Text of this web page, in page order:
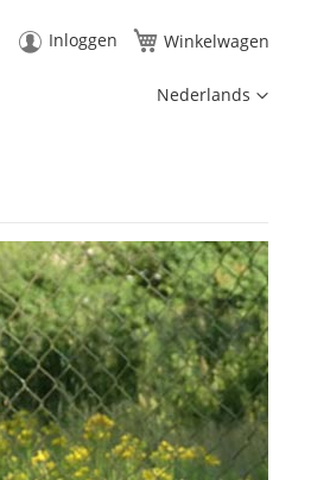
Inloggen Winkelwagen
Taal
Nederlands